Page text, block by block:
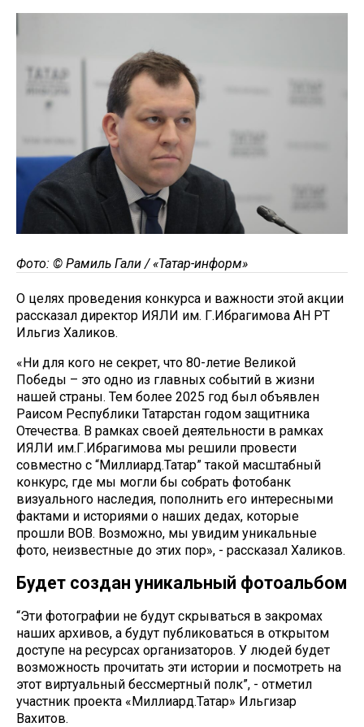
Фото: © Рамиль Гали / «Татар-информ»
О целях проведения конкурса и важности этой акции
рассказал директор ИЯЛИ им. Г.Ибрагимова АН РТ
Ильгиз Халиков.
«Ни для кого не секрет, что 80-летие Великой
Победы – это одно из главных событий в жизни
нашей страны. Тем более 2025 год был объявлен
Раисом Республики Татарстан годом защитника
Отечества. В рамках своей деятельности в рамках
ИЯЛИ им.Г.Ибрагимова мы решили провести
совместно с “Миллиард.Татар” такой масштабный
конкурс, где мы могли бы собрать фотобанк
визуального наследия, пополнить его интересными
фактами и историями о наших дедах, которые
прошли ВОВ. Возможно, мы увидим уникальные
фото, неизвестные до этих пор», - рассказал Халиков.
Будет создан уникальный фотоальбом
“Эти фотографии не будут скрываться в закромах
наших архивов, а будут публиковаться в открытом
доступе на ресурсах организаторов. У людей будет
возможность прочитать эти истории и посмотреть на
этот виртуальный бессмертный полк”, - отметил
участник проекта «Миллиард.Татар» Ильгизар
Вахитов.